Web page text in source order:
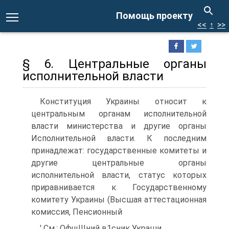
Помощь проекту
<< ↑ >>
§ 6. Центральные органы
исполнительной власти
Конституция Украины относит к
центральным органам исполнительной
власти министерства и другие органы
Исполнительной власти. К последним
принадлежат: государственные комитеты и
другие центральные органы
исполнительной власти, статус которых
приравнивается к Государственному
комитету Украины (Высшая аттестационная
комиссия, Пенсионный